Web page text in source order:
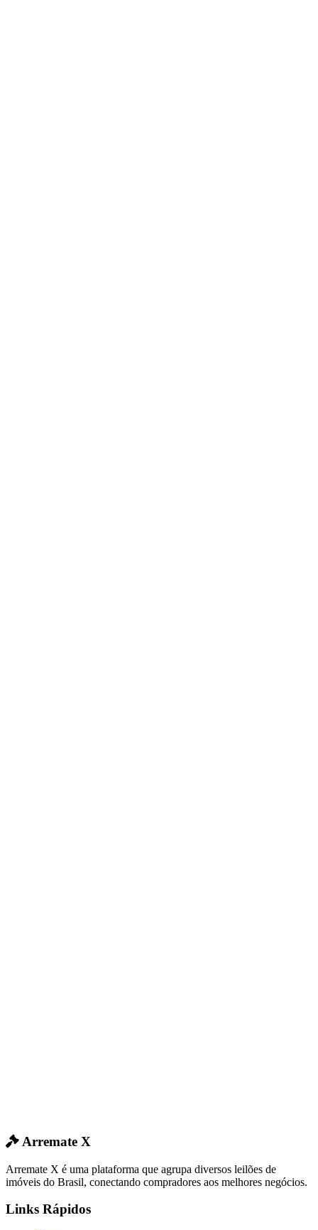
Arremate X
Arremate X é uma plataforma que agrupa diversos leilões de
imóveis do Brasil, conectando compradores aos melhores negócios.
Links Rápidos